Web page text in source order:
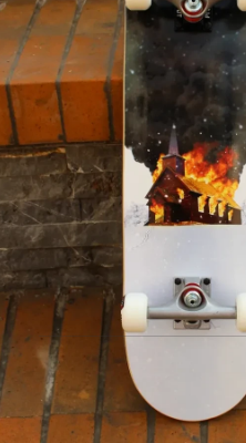
ندارند
سریع یاد بگیرند